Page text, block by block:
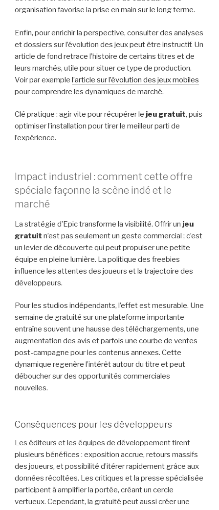
organisation favorise la prise en main sur le long terme.
Enfin, pour enrichir la perspective, consulter des analyses
et dossiers sur l’évolution des jeux peut être instructif. Un
article de fond retrace l’histoire de certains titres et de
leurs marchés, utile pour situer ce type de production.
Voir par exemple l’article sur l’évolution des jeux mobiles
pour comprendre les dynamiques de marché.
Clé pratique : agir vite pour récupérer le jeu gratuit, puis
optimiser l’installation pour tirer le meilleur parti de
l’expérience.
Impact industriel : comment cette offre
spéciale façonne la scène indé et le
marché
La stratégie d’Epic transforme la visibilité. Offrir un jeu
gratuit n’est pas seulement un geste commercial ; c’est
un levier de découverte qui peut propulser une petite
équipe en pleine lumière. La politique des freebies
influence les attentes des joueurs et la trajectoire des
développeurs.
Pour les studios indépendants, l’effet est mesurable. Une
semaine de gratuité sur une plateforme importante
entraîne souvent une hausse des téléchargements, une
augmentation des avis et parfois une courbe de ventes
post-campagne pour les contenus annexes. Cette
dynamique regenère l’intérêt autour du titre et peut
déboucher sur des opportunités commerciales
nouvelles.
Conséquences pour les développeurs
Les éditeurs et les équipes de développement tirent
plusieurs bénéfices : exposition accrue, retours massifs
des joueurs, et possibilité d’itérer rapidement grâce aux
données récoltées. Les critiques et la presse spécialisée
participent à amplifier la portée, créant un cercle
vertueux. Cependant, la gratuité peut aussi créer une